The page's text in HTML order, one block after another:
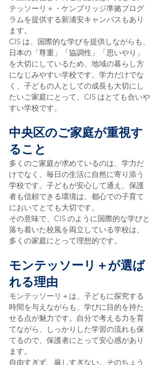
テッソーリ＋・ケンブリッジ準拠プログ
ラムを提供する新浦安キャンパスもあり
ます。
CIS は、国際的な学びを提供しながらも、
日本の「尊重」「協調性」「思いやり」
を大切にしているため、地域の暮らし方
になじみやすい学校です。学力だけでな
く、子どもの人としての成長も大切にし
たいご家庭にとって、CIS はとても合いや
すい学校です。
中央区のご家庭が重視す
ること
多くのご家庭が求めているのは、学力だ
けでなく、毎日の生活に自然に寄り添う
学校です。子どもが安心して通え、保護
者も信頼できる環境は、都心での子育て
においてとても大切です。
その意味で、CIS のように国際的な学びと
落ち着いた校風を両立している学校は、
多くの家庭にとって理想的です。
モンテッソーリ＋が選ば
れる理由
モンテッソーリ＋は、子どもに探究する
時間を与えながらも、学びに目的を持た
せる点が魅力です。自分で考える力を育
てながら、しっかりした学習の流れも保
てるので、保護者にとって安心感があり
ます。
自由すぎず、厳しすぎない。そのちょう